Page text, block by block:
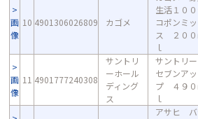
画
像
10 4901306026809 カゴメ
生活１０
コポンミ
ス ２０
ｌ
画
像
11 4901777240308
サントリ
ーホール
ディング
ス
サントリ
セブンアッ
プ ４９
ｌ
アサヒ バ